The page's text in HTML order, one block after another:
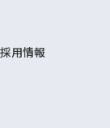
採用情報